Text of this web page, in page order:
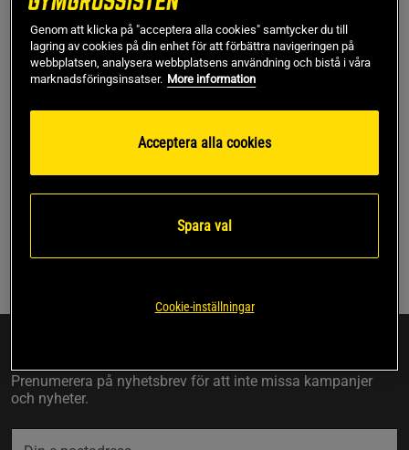
Ansök till ett av våra affiliateprogram genom att klicka
på en av länkarna nedan
Placera en affiliatelänk eller banner på din blogg eller
sajt
Sätt igång att marknadsföra aktivt - mer jobb - mer
pengar
Ansök till vårt program via Adtraction
Ansök till vårt program via TradeDoubler
Prenumerera på nyhetsbrev för att inte missa kampanjer
och nyheter.
Genom att klicka på "acceptera alla cookies" samtycker du till
lagring av cookies på din enhet för att förbättra navigeringen på
webbplatsen, analysera webbplatsens användning och bistå i våra
marknadsföringsinsatser. More information
Acceptera alla cookies
Spara val
Cookie-inställningar